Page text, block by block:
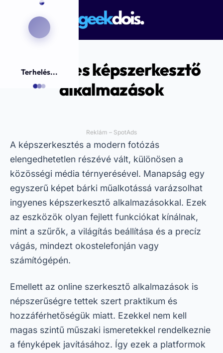
Terhelés...
Ingyenes képszerkesztő
alkalmazások
Reklám – SpotAds
A képszerkesztés a modern fotózás
elengedhetetlen részévé vált, különösen a
közösségi média térnyerésével. Manapság egy
egyszerű képet bárki műalkotássá varázsolhat
ingyenes képszerkesztő alkalmazásokkal. Ezek
az eszközök olyan fejlett funkciókat kínálnak,
mint a szűrők, a világítás beállítása és a precíz
vágás, mindezt okostelefonján vagy
számítógépén.
Emellett az online szerkesztő alkalmazások is
népszerűségre tettek szert praktikum és
hozzáférhetőségük miatt. Ezekkel nem kell
magas szintű műszaki ismeretekkel rendelkeznie
a fényképek javításához. Így ezek a platformok